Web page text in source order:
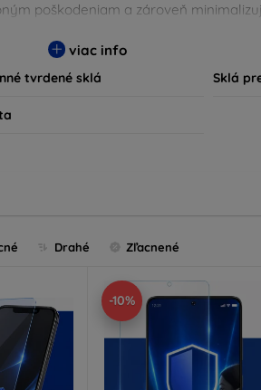
poškodeniam a zároveň
čím zaručujeme, že každý
viac info
tvrdené sklá Sklá
Drahé Zľacnené
-10%